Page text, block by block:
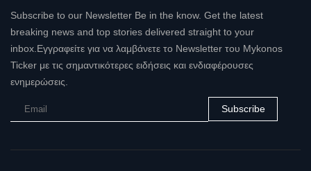
Subscribe to our Newsletter Be in the know. Get the latest
breaking news and top stories delivered straight to your
inbox.Εγγραφείτε για να λαμβάνετε το Newsletter του Mykonos
Ticker με τις σημαντικότερες ειδήσεις και ενδιαφέρουσες
ενημερώσεις.
Subscribe